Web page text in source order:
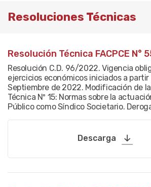
Resoluciones Técnicas
Resolución Técnica FACPCE N°
Resolución C.D. 96/2022. Vigencia
ejercicios económicos iniciados a partir
Septiembre de 2022. Modificación de
Técnica Nº 15: Normas sobre la
Público como Síndico Societario.
Descarga